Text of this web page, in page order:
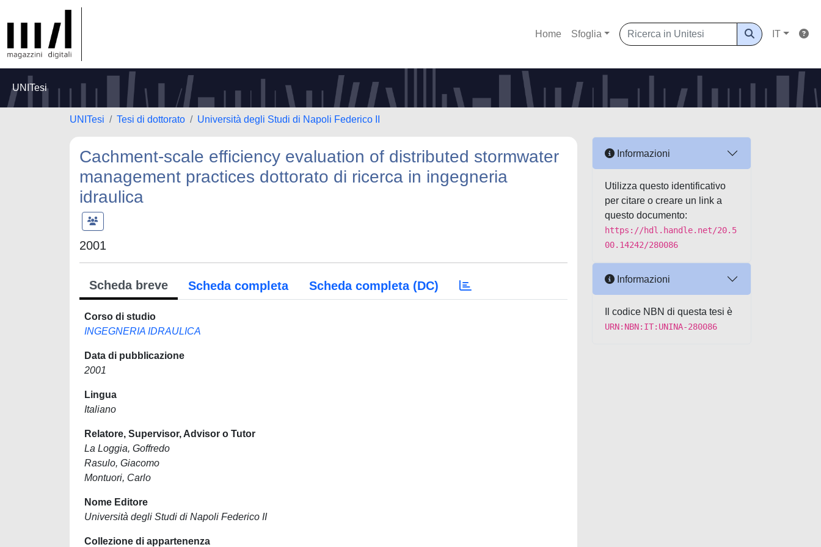
Home Sfoglia IT
UNITesi
UNITesi Tesi di dottorato Università degli Studi di Napoli Federico II
Cachment-scale efficiency evaluation of distributed stormwater
management practices dottorato di ricerca in ingegneria
idraulica
2001
Scheda breve Scheda completa Scheda completa (DC)
Corso di studio
INGEGNERIA IDRAULICA
Data di pubblicazione
2001
Lingua
Italiano
Relatore, Supervisor, Advisor o Tutor
La Loggia, Goffredo
Rasulo, Giacomo
Montuori, Carlo
Nome Editore
Università degli Studi di Napoli Federico II
Collezione di appartenenza
Informazioni
Utilizza questo identificativo
per citare o creare un link a
questo documento:
https://hdl.handle.net/20.5
00.14242/280086
Informazioni
Il codice NBN di questa tesi è
URN:NBN:IT:UNINA-280086